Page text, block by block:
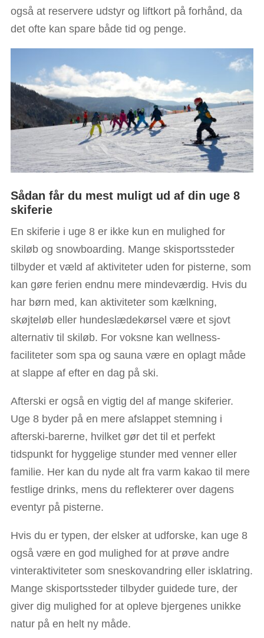
også at reservere udstyr og liftkort på forhånd, da
det ofte kan spare både tid og penge.
Sådan får du mest muligt ud af din uge 8
skiferie
En skiferie i uge 8 er ikke kun en mulighed for
skiløb og snowboarding. Mange skisportssteder
tilbyder et væld af aktiviteter uden for pisterne, som
kan gøre ferien endnu mere mindeværdig. Hvis du
har børn med, kan aktiviteter som kælkning,
skøjteløb eller hundeslædekørsel være et sjovt
alternativ til skiløb. For voksne kan wellness-
faciliteter som spa og sauna være en oplagt måde
at slappe af efter en dag på ski.
Afterski er også en vigtig del af mange skiferier.
Uge 8 byder på en mere afslappet stemning i
afterski-barerne, hvilket gør det til et perfekt
tidspunkt for hyggelige stunder med venner eller
familie. Her kan du nyde alt fra varm kakao til mere
festlige drinks, mens du reflekterer over dagens
eventyr på pisterne.
Hvis du er typen, der elsker at udforske, kan uge 8
også være en god mulighed for at prøve andre
vinteraktiviteter som sneskovandring eller isklatring.
Mange skisportssteder tilbyder guidede ture, der
giver dig mulighed for at opleve bjergenes unikke
natur på en helt ny måde.